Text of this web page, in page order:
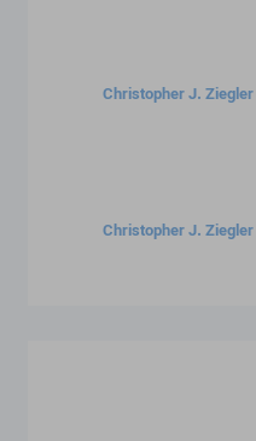
Christopher J. Ziegler
Christopher J. Ziegler